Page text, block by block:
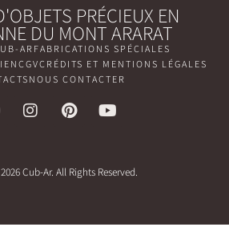
PRÉCIEUX EN
DU MONT ARARAT
ARFABRICATIONS SPÉCIALES
CGVCRÉDITS ET MENTIONS LÉGALES
NOUS CONTACTER
Cub-Ar. All Rights Reserved.